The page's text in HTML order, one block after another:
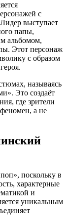
с
выступает
папы,
альбомом,
Этот персонаж
с образом
называясь
Это создаёт
где зрители
а не
поскольку в
характерные
и
уникальным